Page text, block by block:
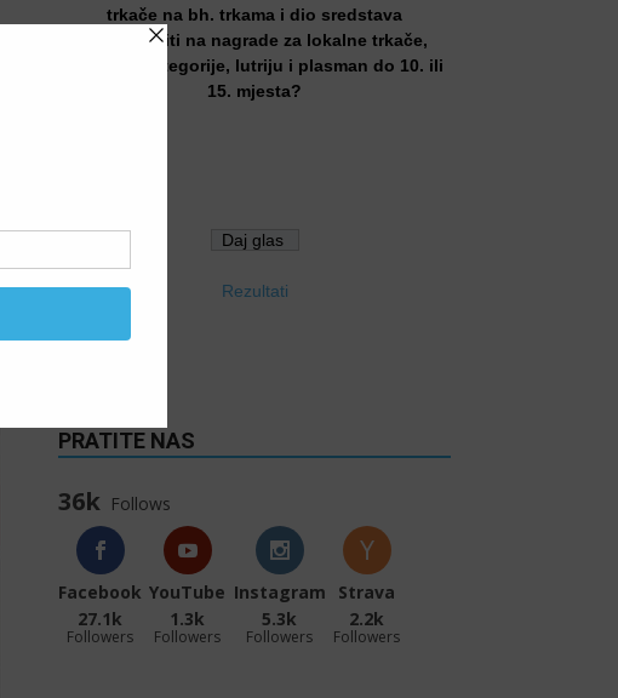
trkače na bh. trkama i dio sredstava
preusmjeriti na nagrade za lokalne trkače,
starosne kategorije, lutriju i plasman do 10. ili
15. mjesta?
Rezultati
PRATITE NAS
36k Follows
Facebook
27.1k
Followers
YouTube
1.3k
Followers
Instagram
5.3k
Followers
Strava
2.2k
Followers